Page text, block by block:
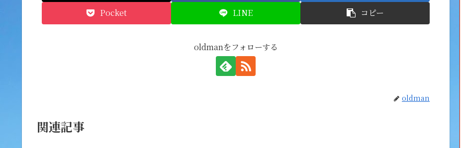
Pocket
LINE コピー
oldmanをフォローする
oldman
関連記事